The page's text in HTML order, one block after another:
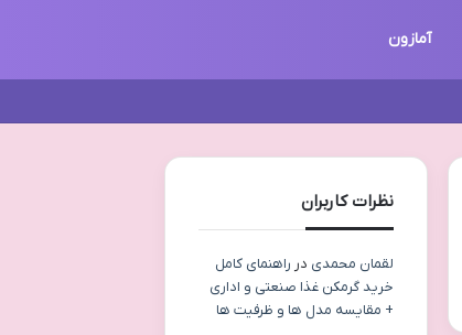
آمازون
نظرات کاربران
لقمان محمدی در راهنمای کامل
خرید گرمکن غذا صنعتی و اداری
+ مقایسه مدل ها و ظرفیت ها